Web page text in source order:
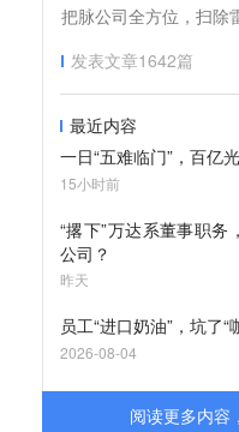
把脉公司全方位，扫除
发表文章1642篇
最近内容
一日“五难临门”，百亿
15小时前
“撂下”万达系董事职
公司？
昨天
员工“进口奶油”，坑了“
2026-08-04
阅读更多内容